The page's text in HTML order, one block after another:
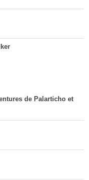
de Palarticho et